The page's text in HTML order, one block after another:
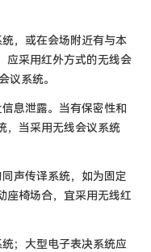
，或在会场附近有与本
应采用红外方式的无线会
议系统。
息泄露。当有保密性和
，当采用无线会议系统
声传译系统，如为固定
座椅场合，宜采用无线红
；大型电子表决系统应